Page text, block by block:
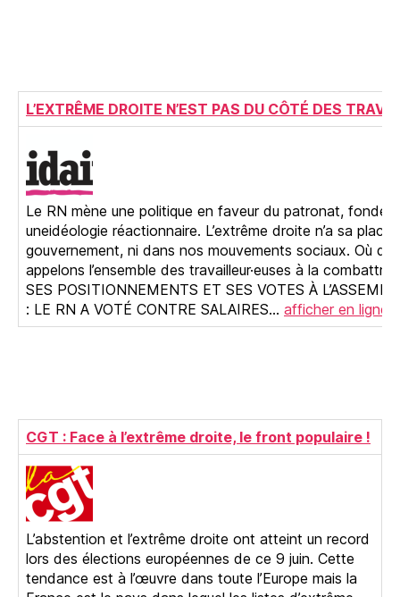
L’EXTRÊME DROITE N’EST PAS DU CÔTÉ DES
Le RN mène une politique en faveur du patronat, fondée
uneidéologie réactionnaire. L’extrême droite n’a sa place
gouvernement, ni dans nos mouvements sociaux. Où
appelons l’ensemble des travailleur·euses à la combattre
SES POSITIONNEMENTS ET SES VOTES À
: LE RN A VOTÉ CONTRE SALAIRES… afficher en ligne.
CGT : Face à l’extrême droite, le front populaire !
L’abstention et l’extrême droite ont atteint un record
lors des élections européennes de ce 9 juin. Cette
tendance est à l’œuvre dans toute l’Europe mais la